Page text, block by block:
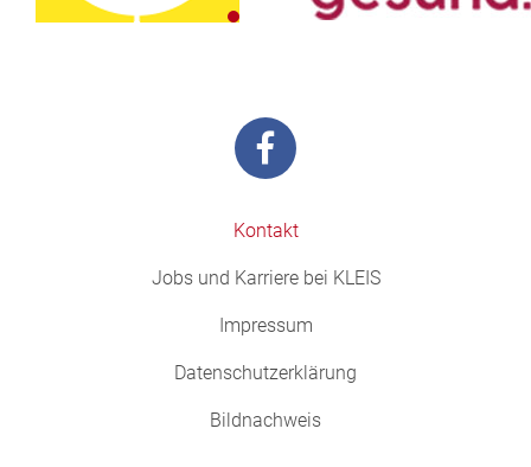
Kontakt
Jobs und Karriere bei KLEIS
Impressum
Datenschutzerklärung
Bildnachweis